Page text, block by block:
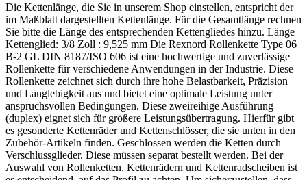
Die Kettenlänge, die Sie in unserem Shop einstellen, entspricht der
im Maßblatt dargestellten Kettenlänge. Für die Gesamtlänge rechnen
Sie bitte die Länge des entsprechenden Kettengliedes hinzu. Länge
Kettenglied: 3/8 Zoll : 9,525 mm Die Rexnord Rollenkette Type 06
B-2 GL DIN 8187/ISO 606 ist eine hochwertige und zuverlässige
Rollenkette für verschiedene Anwendungen in der Industrie. Diese
Rollenkette zeichnet sich durch ihre hohe Belastbarkeit, Präzision
und Langlebigkeit aus und bietet eine optimale Leistung unter
anspruchsvollen Bedingungen. Diese zweireihige Ausführung
(duplex) eignet sich für größere Leistungsübertragung. Hierfür gibt
es gesonderte Kettenräder und Kettenschlösser, die sie unten in den
Zubehör-Artikeln finden. Geschlossen werden die Ketten durch
Verschlussglieder. Diese müssen separat bestellt werden. Bei der
Auswahl von Rollenketten, Kettenrädern und Kettenradscheiben ist